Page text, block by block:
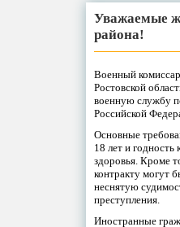
Уважаемые
района!
Военный
Ростовской
военную службу
Российской
Основные
18 лет и
здоровья. Кроме
контракту могут
неснятую
преступления.
Иностранные